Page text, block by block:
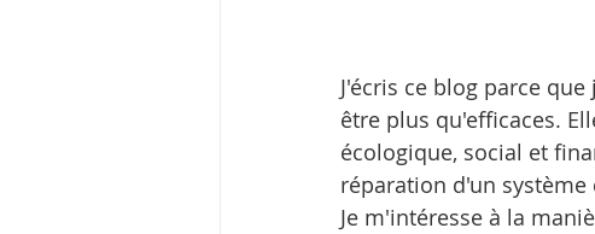
J'écris ce blog parce
être plus qu'efficaces.
écologique, social et
réparation d'un
Je m'intéresse à la